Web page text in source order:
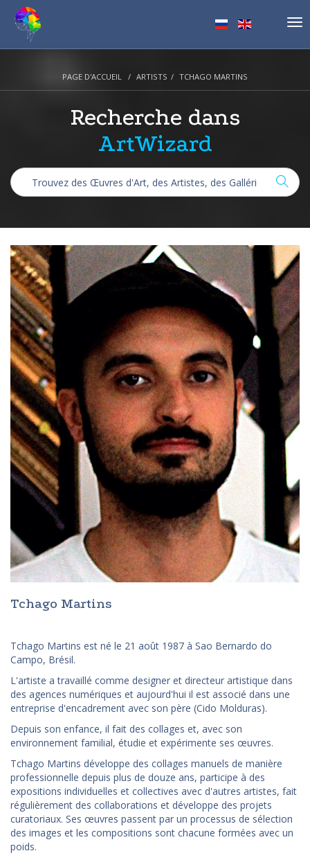
PAGE D'ACCUEIL ARTISTS TCHAGO MARTINS
Recherche dans
ArtWizard
Tchago Martins
Tchago Martins est né le 21 août 1987 à Sao Bernardo do
Campo, Brésil.
L'artiste a travaillé comme designer et directeur artistique dans
des agences numériques et aujourd'hui il est associé dans une
entreprise d'encadrement avec son père (Cido Molduras).
Depuis son enfance, il fait des collages et, avec son
environnement familial, étudie et expérimente ses œuvres.
Tchago Martins développe des collages manuels de manière
professionnelle depuis plus de douze ans, participe à des
expositions individuelles et collectives avec d'autres artistes, fait
régulièrement des collaborations et développe des projets
curatoriaux. Ses œuvres passent par un processus de sélection
des images et les compositions sont chacune formées avec un
poids.